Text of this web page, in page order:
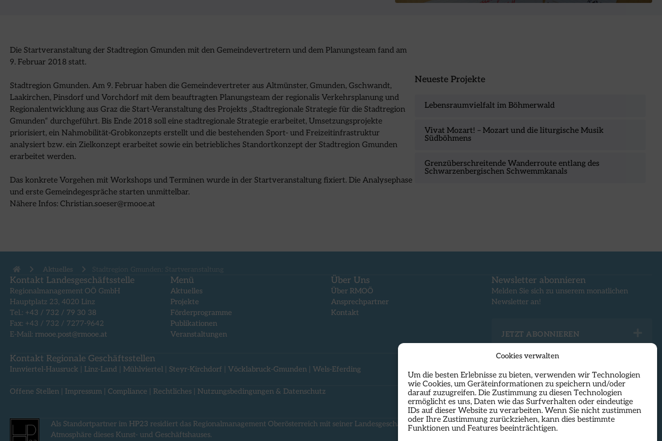
Cookies verwalten
Um die besten Erlebnisse zu bieten, verwenden wir Technologien
wie Cookies, um Geräteinformationen zu speichern und/oder
darauf zuzugreifen. Die Zustimmung zu diesen Technologien
ermöglicht es uns, Daten wie das Surfverhalten oder eindeutige
IDs auf dieser Website zu verarbeiten. Wenn Sie nicht zustimmen
oder Ihre Zustimmung zurückziehen, kann dies bestimmte
Funktionen und Features beeinträchtigen.
Die Startveranstaltung der Stadtregion Gmunden mit den Gemeindevertretern und dem Planungsteam fand am
9. Februar 2018 statt.
Stadtregion Gmunden. Am 9. Februar haben die Gemeindevertreter aus Altmünster, Gmunden, Gschwandt,
Laakirchen, Pinsdorf und Vorchdorf mit dem beauftragten Planungsteam der regionalis Verkehrsplanung und
Regionalentwicklung aus Graz die Start-Veranstaltung des Projekts „Stadtregionale Strategie für die Stadtregion
Gmunden“ durchgeführt. Bis Ende 2018 soll eine stadtregionale Strategie erarbeitet, Umsetzungsprojekte
priorisiert, ein Nahmobilität-Grobkonzepts erstellt und die bestehenden Sport- und Freizeitinfrastruktur
analysiert bzw. ein Zielkonzept erarbeitet sowie ein betriebliches Standortkonzept der Stadtregion Gmunden
erarbeitet werden.
Das konkrete Vorgehen mit Workshops und Terminen wurde in der Startveranstaltung fixiert. Die Analysephase
und erste Gemeindegespräche starten unmittelbar.
Nähere Infos: Christian.soeser@rmooe.at
Neueste Projekte
Lebensraumvielfalt im Böhmerwald
Vivat Mozart! – Mozart und die liturgische Musik
Südböhmens
Grenzüberschreitende Wanderroute entlang des
Schwarzenbergischen Schwemmkanals
Aktuelles Stadtregion Gmunden: Startveranstaltung
Kontakt Landesgeschäftsstelle
Regionalmanagement OÖ GmbH
Hauptplatz 23, 4020 Linz
Tel.: +43 / 732 / 79 30 38
Fax: +43 / 732 / 7277-9642
E-Mail: rmooe.post@rmooe.at
Menü
Aktuelles
Projekte
Förderprogramme
Publikationen
Veranstaltungen
Über Uns
Über RMOÖ
Ansprechpartner
Kontakt
Newsletter abonnieren
Melden Sie sich zu unserem monatlichen
Newsletter an!
JETZT ABONNIEREN
Kontakt Regionale Geschäftsstellen
Innviertel-Hausruck Linz-Land Mühlviertel Steyr-Kirchdorf Vöcklabruck-Gmunden Wels-Eferding
Offene Stellen Impressum Compliance Rechtliches Nutzungsbedingungen & Datenschutz
Als Standortpartner im HP23 residiert das Regionalmanagement Oberösterreich mit seiner Landesgeschäftsstelle direkt am Hauptplatz in Linz und nutzt die inspirierende
Atmosphäre dieses Kunst- und Geschäftshauses.